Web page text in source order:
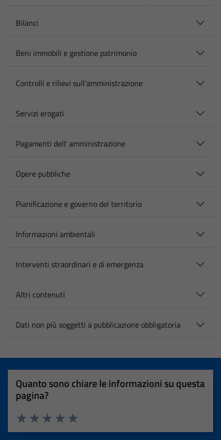
Bilanci
Beni immobili e gestione patrimonio
Controlli e rilievi sull'amministrazione
Servizi erogati
Pagamenti dell' amministrazione
Opere pubbliche
Pianificazione e governo del territorio
Informazioni ambientali
Interventi straordinari e di emergenza
Altri contenuti
Dati non più soggetti a pubblicazione obbligatoria
Quanto sono chiare le informazioni su questa
pagina?
Valuta 5 stelle su 5
Valuta 4 stelle su 5
Valuta 3 stelle su 5
Valuta 2 stelle su 5
Valuta 1 stelle su 5